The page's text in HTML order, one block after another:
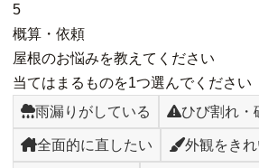
5
概算・依頼
屋根のお悩みを教えてください
当てはまるものを1つ選んでください
雨漏りがしている
ひび割れ・
全面的に直したい 外観をき